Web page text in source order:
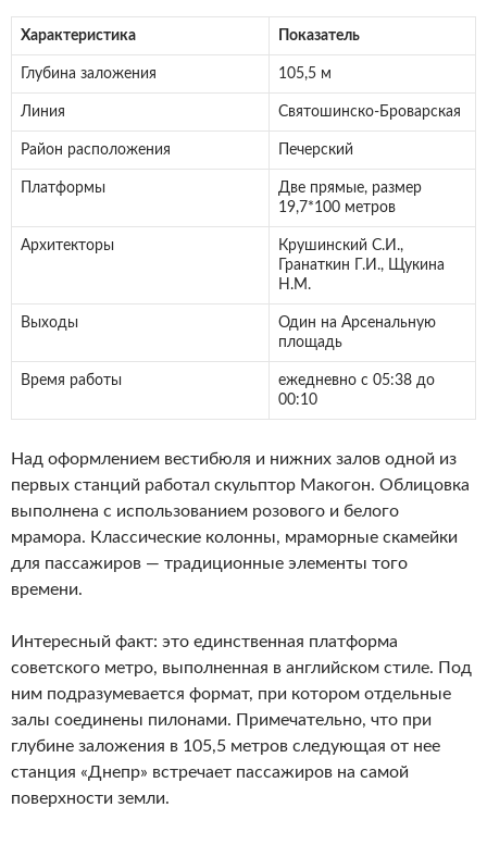
Характеристика Показатель
Глубина заложения 105,5 м
Линия Святошинско-Броварская
Район расположения Печерский
Платформы
Две прямые, размер
19,7*100 метров
Архитекторы
Крушинский С.И.,
Гранаткин Г.И., Щукина
Н.М.
Выходы
Один на Арсенальную
площадь
Время работы
ежедневно с 05:38 до
00:10
Над оформлением вестибюля и нижних залов одной из
первых станций работал скульптор Макогон. Облицовка
выполнена с использованием розового и белого
мрамора. Классические колонны, мраморные скамейки
для пассажиров — традиционные элементы того
времени.
Интересный факт: это единственная платформа
советского метро, выполненная в английском стиле. Под
ним подразумевается формат, при котором отдельные
залы соединены пилонами. Примечательно, что при
глубине заложения в 105,5 метров следующая от нее
станция «Днепр» встречает пассажиров на самой
поверхности земли.